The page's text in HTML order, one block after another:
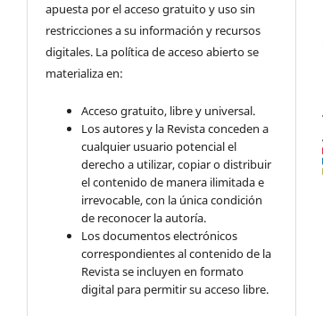
apuesta por el acceso gratuito y uso sin
restricciones a su información y recursos
digitales. La política de acceso abierto se
materializa en:
Acceso gratuito, libre y universal.
Los autores y la Revista conceden a
cualquier usuario potencial el
derecho a utilizar, copiar o distribuir
el contenido de manera ilimitada e
irrevocable, con la única condición
de reconocer la autoría.
Los documentos electrónicos
correspondientes al contenido de la
Revista se incluyen en formato
digital para permitir su acceso libre.